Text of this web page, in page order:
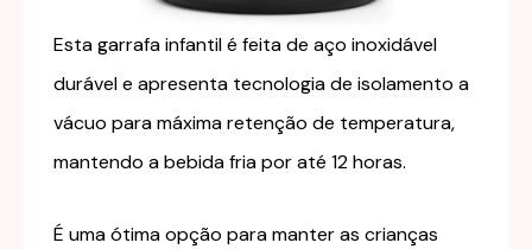
Esta garrafa infantil é feita de aço inoxidável
durável e apresenta tecnologia de isolamento a
vácuo para máxima retenção de temperatura,
mantendo a bebida fria por até 12 horas.
É uma ótima opção para manter as crianças